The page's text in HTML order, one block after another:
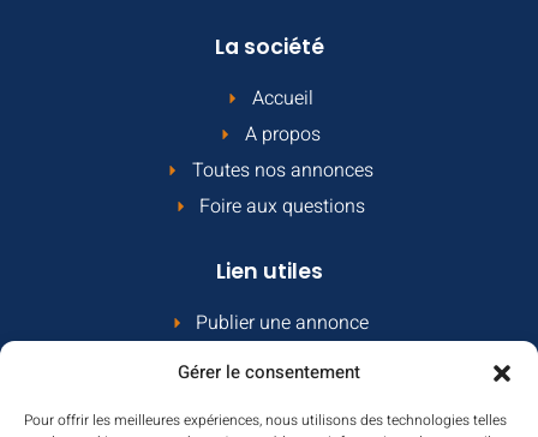
Gérer le consentement
Pour offrir les meilleures expériences, nous utilisons des technologies telles
La société
Accueil
A propos
Toutes nos annonces
Foire aux questions
Lien utiles
Publier une annonce
Comment ça marche
Contact